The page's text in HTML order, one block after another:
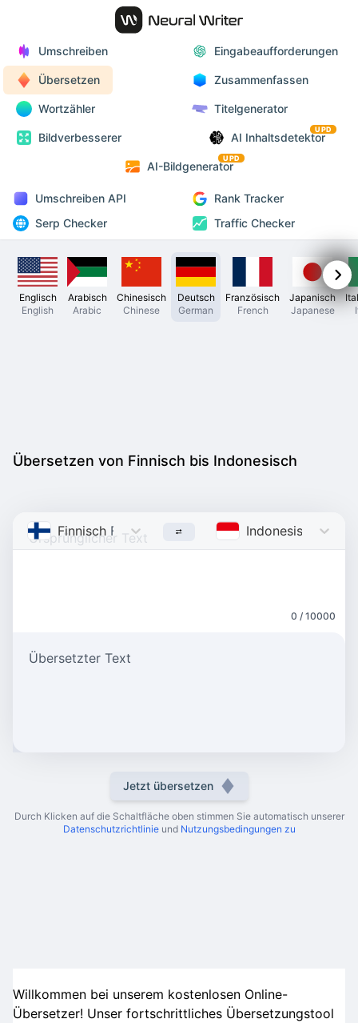
Umschreiben Eingabeaufforderungen
Übersetzen Zusammenfassen
Wortzähler Titelgenerator
Bildverbesserer AI Inhaltsdetektor
UPD
AI-Bildgenerator
UPD
Umschreiben API
Rank Tracker
Serp Checker
Traffic Checker
Englisch
English
Arabisch
Arabic
Chinesisch
Chinese
Deutsch
German
Französisch
French
Japanisch
Japanese
Übersetzen von Finnisch bis Indonesisch
Finnisch Finnish Indonesisch
0 / 10000
Übersetzter Text
Jetzt übersetzen
Durch Klicken auf die Schaltfläche oben stimmen Sie automatisch unserer
Datenschutzrichtlinie und Nutzungsbedingungen zu
Willkommen bei unserem kostenlosen Online-
Übersetzer! Unser fortschrittliches Übersetzungstool